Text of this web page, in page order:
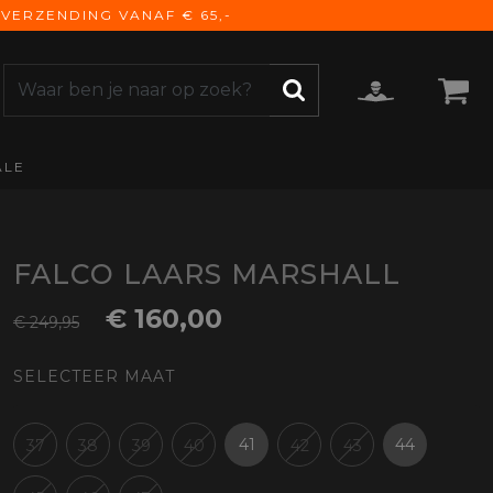
VANAF € 65,-
FALCO LAARS MARSHALL
€ 249,95 € 160,00
SELECTEER MAAT
37 38 39 40 41 42 43 44